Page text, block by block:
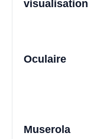
visualisation
Oculaire
Muserola